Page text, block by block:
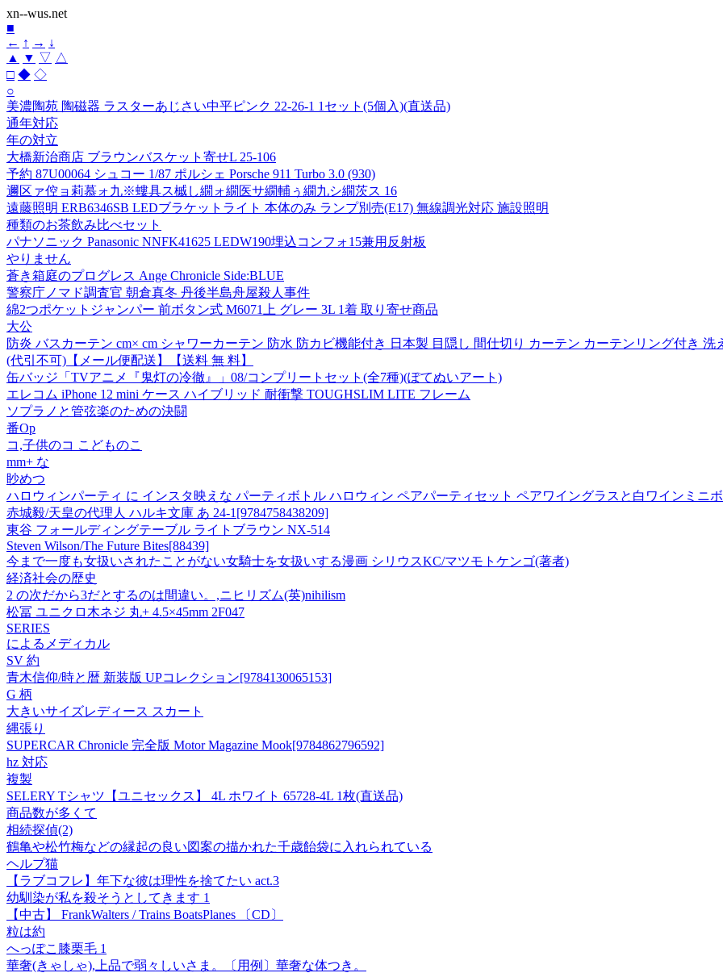
xn--wus.net
■
← ↑ → ↓
▲
▼ ▽ △
□ ◆ ◇
○
美濃陶苑 陶磁器 ラスターあじさい中平ピンク 22-26-1 1セット(5個入)(直送品)
通年対応
年の対立
大橋新治商店 ブラウンバスケット寄せL 25-106
予約 87U00064 シュコー 1/87 ポルシェ Porsche 911 Turbo 3.0 (930)
邇区ァ倥ョ莉慕ォ九※螻具ス槭し繝ォ繝医サ繝輔ぅ繝九シ繝茨ス 16
遠藤照明 ERB6346SB LEDブラケットライト 本体のみ ランプ別売(E17) 無線調光対応 施設照明
種類のお茶飲み比べセット
パナソニック Panasonic NNFK41625 LEDW190埋込コンフォ15兼用反射板
やりません
蒼き箱庭のプログレス Ange Chronicle Side:BLUE
警察庁ノマド調査官 朝倉真冬 丹後半島舟屋殺人事件
綿2つポケットジャンパー 前ボタン式 M6071上 グレー 3L 1着 取り寄せ商品
大公
防炎 バスカーテン cm× cm シャワーカーテン 防水 防カビ機能付き 日本製 目隠し 間仕切り カーテン カーテンリング付き
(代引不可)【メール便配送】【送料 無 料】
缶バッジ「TVアニメ『鬼灯の冷徹』」08/コンプリートセット(全7種)(ぽてぬいアート)
エレコム iPhone 12 mini ケース ハイブリッド 耐衝撃 TOUGHSLIM LITE フレーム
ソプラノと管弦楽のための決闘
番Op
コ,子供のコ こどものこ
mm+ な
眇めつ
ハロウィンパーティ に インスタ映えな パーティボトル ハロウィン ペアパーティセット ペアワイングラスと白ワインミニ
赤城毅/天皇の代理人 ハルキ文庫 あ 24-1[9784758438209]
東谷 フォールディングテーブル ライトブラウン NX-514
Steven Wilson/The Future Bites[88439]
今まで一度も女扱いされたことがない女騎士を女扱いする漫画 シリウスKC/マツモトケンゴ(著者)
経済社会の歴史
2 の次だから3だとするのは間違い。,ニヒリズム(英)nihilism
松冨 ユニクロ木ネジ 丸+ 4.5×45mm 2F047
SERIES
によるメディカル
SV 約
青木信仰/時と暦 新装版 UPコレクション[9784130065153]
G 柄
大きいサイズレディース スカート
縄張り
SUPERCAR Chronicle 完全版 Motor Magazine Mook[9784862796592]
hz 対応
複製
SELERY Tシャツ【ユニセックス】 4L ホワイト 65728-4L 1枚(直送品)
商品数が多くて
相続探偵(2)
鶴亀や松竹梅などの縁起の良い図案の描かれた千歳飴袋に入れられている
ヘルプ猫
【ラブコフレ】年下な彼は理性を捨てたい act.3
幼馴染が私を殺そうとしてきます 1
【中古】 FrankWalters / Trains BoatsPlanes 〔CD〕
粒は約
へっぽこ膝栗毛 1
華奢(きゃしゃ),上品で弱々しいさま。〔用例〕華奢な体つき。